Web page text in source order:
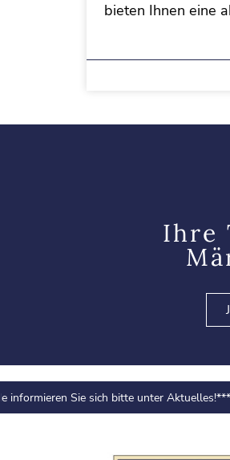
bieten Ihnen eine
Ihre
Sie sich bitte unter Aktuelles!***